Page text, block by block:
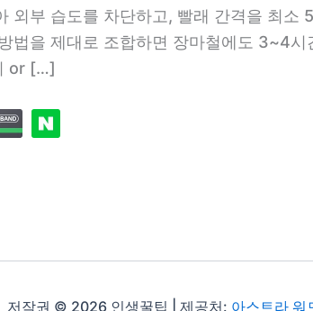
외부 습도를 차단하고, 빨래 간격을 최소
법을 제대로 조합하면 장마철에도 3~4시
or […]
저작권 © 2026 인생꿀팁 | 제공처: 아스트라 워